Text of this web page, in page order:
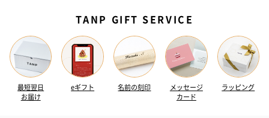
TANP GIFT SERVICE
最短翌日
お届け
eギフト 名前の刻印
メッセージ
カード
ラッピング